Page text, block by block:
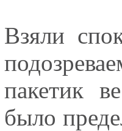
Взяли
пакетик
было